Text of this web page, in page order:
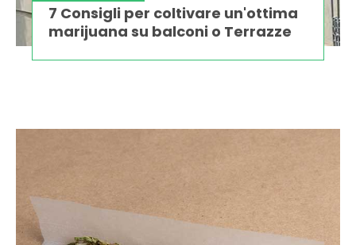
7 Consigli per coltivare un'ottima
marijuana su balconi o Terrazze